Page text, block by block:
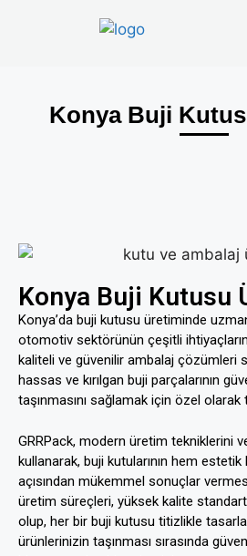
Konya Buji
Konya Buji Kutusu
Konya’da buji kutusu üretiminde
otomotiv sektörünün çeşitli
kaliteli ve güvenilir ambalaj çözümleri
hassas ve kırılgan buji parçalarının
taşınmasını sağlamak için özel olarak
GRRPack, modern üretim tekniklerini
kullanarak, buji kutularının hem
açısından mükemmel sonuçlar
üretim süreçleri, yüksek kalite
olup, her bir buji kutusu titizlikle
ürünlerinizin taşınması sırasında